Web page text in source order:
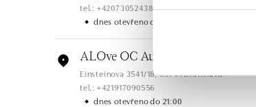
tel.: +420730524389
dnes otevřeno do 21:00
ALOve OC Aupark, Bratislava
Einsteinova 3541/18, 851 01 Bratislava
tel.: +421917090556
dnes otevřeno do 21:00